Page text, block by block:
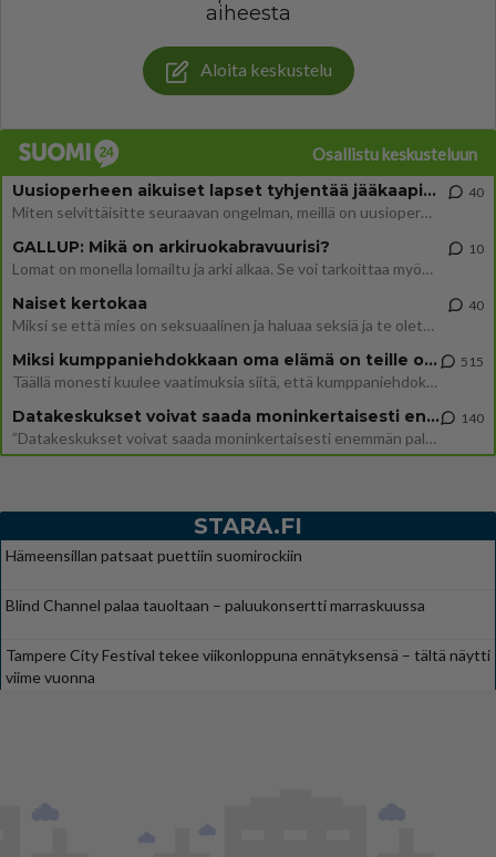
aiheesta
Aloita keskustelu
Osallistu keskusteluun
Uusioperheen aikuiset lapset tyhjentää jääkaapin käydessään
Miten selvittäisitte seuraavan ongelman, meillä on uusioperhe, minulla teini-ikäiset lapset ja puolisolla aikuiset, jotk
40
GALLUP: Mikä on arkiruokabravuurisi?
Lomat on monella lomailtu ja arki alkaa. Se voi tarkoittaa myös sitä, että grillailut on grillattu ja palataan arjen ruo
10
Naiset kertokaa
Miksi se että mies on seksuaalinen ja haluaa seksiä ja te olette hänen mielestänne haluttava on vastenmielistä? Mikä sii
40
Miksi kumppaniehdokkaan oma elämä on teille ongelma?
Täällä monesti kuulee vaatimuksia siitä, että kumppaniehdokkaalla ei saisi olla lemmikkejä, lapsia, kavereita, eksiä, su
515
Datakeskukset voivat saada moninkertaisesti enemmän palautuksia kuin mitä ne maksavat veroja
”Datakeskukset voivat saada moninkertaisesti enemmän palautuksia kuin mitä ne maksavat veroja”, sanoo professori Jussi K
140
STARA.FI
Hämeensillan patsaat puettiin suomirockiin
Blind Channel palaa tauoltaan – paluukonsertti marraskuussa
Tampere City Festival tekee viikonloppuna ennätyksensä – tältä näytti
viime vuonna